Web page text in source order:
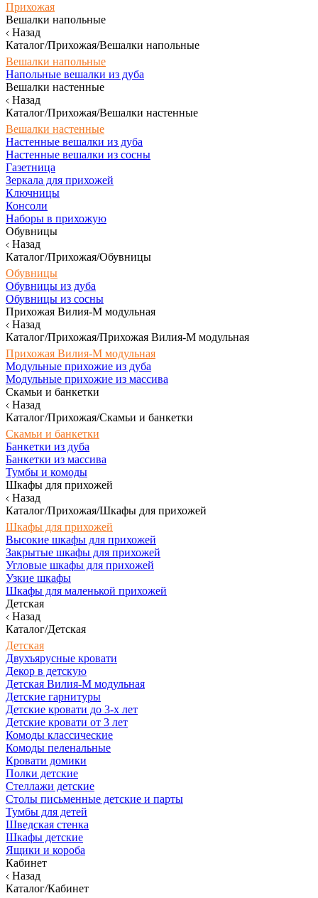
Прихожая
Вешалки напольные
Назад
Каталог/Прихожая/Вешалки напольные
Вешалки напольные
Напольные вешалки из дуба
Вешалки настенные
Назад
Каталог/Прихожая/Вешалки настенные
Вешалки настенные
Настенные вешалки из дуба
Настенные вешалки из сосны
Газетница
Зеркала для прихожей
Ключницы
Консоли
Наборы в прихожую
Обувницы
Назад
Каталог/Прихожая/Обувницы
Обувницы
Обувницы из дуба
Обувницы из сосны
Прихожая Вилия-М модульная
Назад
Каталог/Прихожая/Прихожая Вилия-М модульная
Прихожая Вилия-М модульная
Модульные прихожие из дуба
Модульные прихожие из массива
Скамьи и банкетки
Назад
Каталог/Прихожая/Скамьи и банкетки
Скамьи и банкетки
Банкетки из дуба
Банкетки из массива
Тумбы и комоды
Шкафы для прихожей
Назад
Каталог/Прихожая/Шкафы для прихожей
Шкафы для прихожей
Высокие шкафы для прихожей
Закрытые шкафы для прихожей
Угловые шкафы для прихожей
Узкие шкафы
Шкафы для маленькой прихожей
Детская
Назад
Каталог/Детская
Детская
Двухъярусные кровати
Декор в детскую
Детская Вилия-М модульная
Детские гарнитуры
Детские кровати до 3-х лет
Детские кровати от 3 лет
Комоды классические
Комоды пеленальные
Кровати домики
Полки детские
Стеллажи детские
Столы письменные детские и парты
Тумбы для детей
Шведская стенка
Шкафы детские
Ящики и короба
Кабинет
Назад
Каталог/Кабинет